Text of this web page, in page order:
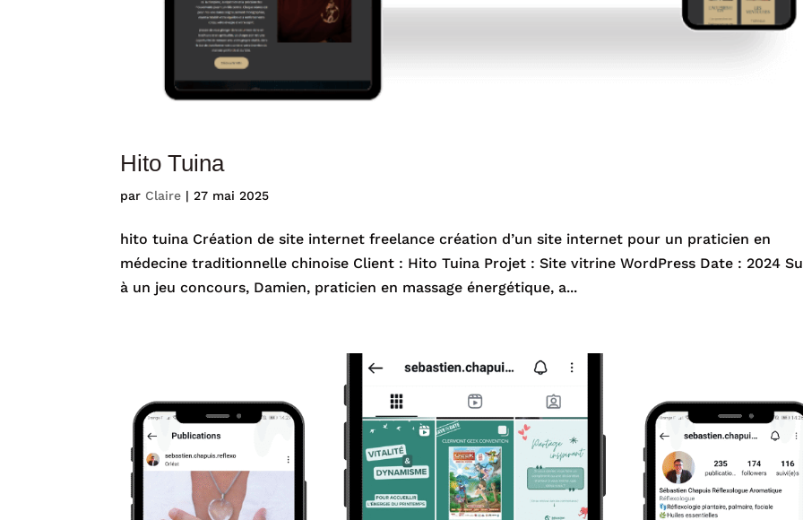
Hito Tuina
par Claire |27 mai 2025
hito tuina Création de site internet freelance création d’un site internet pour un praticien en
médecine traditionnelle chinoise Client : Hito Tuina Projet : Site vitrine WordPress Date : 2024
à un jeu concours, Damien, praticien en massage énergétique, a...